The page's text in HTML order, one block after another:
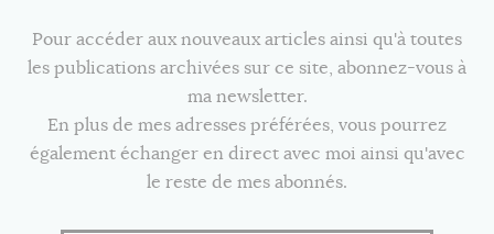
Pour accéder aux nouveaux articles ainsi qu'à toutes
les publications archivées sur ce site, abonnez-vous à
ma newsletter.
En plus de mes adresses préférées, vous pourrez
également échanger en direct avec moi ainsi qu'avec
le reste de mes abonnés.